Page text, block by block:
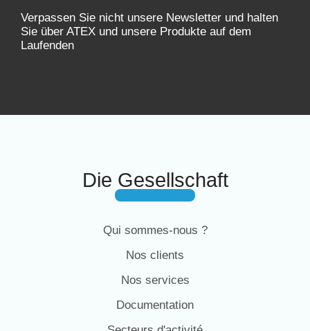
Verpassen Sie nicht unsere Newsletter und halten
Sie über ATEX und unsere Produkte auf dem
Laufenden
Die Gesellschaft
Qui sommes-nous ?
Nos clients
Nos services
Documentation